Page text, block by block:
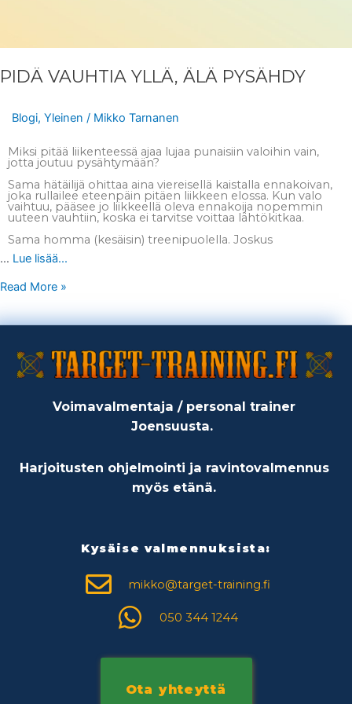
PIDÄ VAUHTIA YLLÄ, ÄLÄ PYSÄHDY
Blogi, Yleinen / Mikko Tarnanen
Miksi pitää liikenteessä ajaa lujaa punaisiin valoihin vain,
jotta joutuu pysähtymään?
Sama hätäilijä ohittaa aina viereisellä kaistalla ennakoivan,
joka rullailee eteenpäin pitäen liikkeen elossa. Kun valo
vaihtuu, pääsee jo liikkeellä oleva ennakoija nopemmin
uuteen vauhtiin, koska ei tarvitse voittaa lähtökitkaa.
Sama homma (kesäisin) treenipuolella. Joskus
… Lue lisää...
Read More »
Voimavalmentaja / personal trainer
Joensuusta.
Harjoitusten ohjelmointi ja ravintovalmennus
myös etänä.
Kysäise valmennuksista:
mikko@target-training.fi
050 344 1244
Ota yhteyttä